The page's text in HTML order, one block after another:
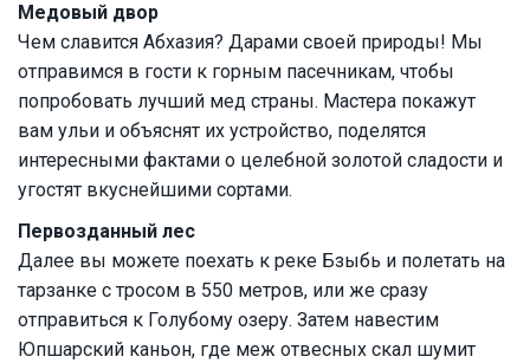
Медовый двор
Чем славится Абхазия? Дарами своей природы! Мы
отправимся в гости к горным пасечникам, чтобы
попробовать лучший мед страны. Мастера покажут
вам ульи и объяснят их устройство, поделятся
интересными фактами о целебной золотой сладости и
угостят вкуснейшими сортами.
Первозданный лес
Далее вы можете поехать к реке Бзыбь и полетать на
тарзанке с тросом в 550 метров, или же сразу
отправиться к Голубому озеру. Затем навестим
Юпшарский каньон, где меж отвесных скал шумит